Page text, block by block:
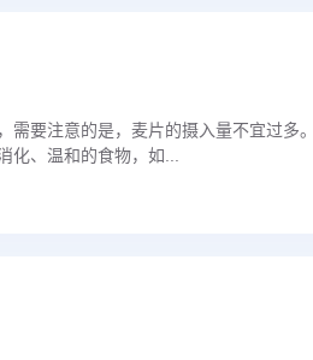
需要注意的是，麦片的摄入量不宜过多
化、温和的食物，如...